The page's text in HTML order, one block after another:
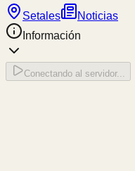
Setales
Noticias
Información
Conectando al servidor...